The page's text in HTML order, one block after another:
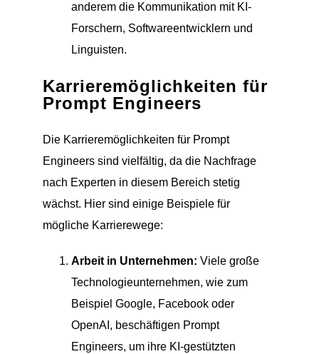
anderem die Kommunikation mit KI-
Forschern, Softwareentwicklern und
Linguisten.
Karrieremöglichkeiten für
Prompt Engineers
Die Karrieremöglichkeiten für Prompt
Engineers sind vielfältig, da die Nachfrage
nach Experten in diesem Bereich stetig
wächst. Hier sind einige Beispiele für
mögliche Karrierewege:
Arbeit in Unternehmen: Viele große
Technologieunternehmen, wie zum
Beispiel Google, Facebook oder
OpenAI, beschäftigen Prompt
Engineers, um ihre KI-gestützten